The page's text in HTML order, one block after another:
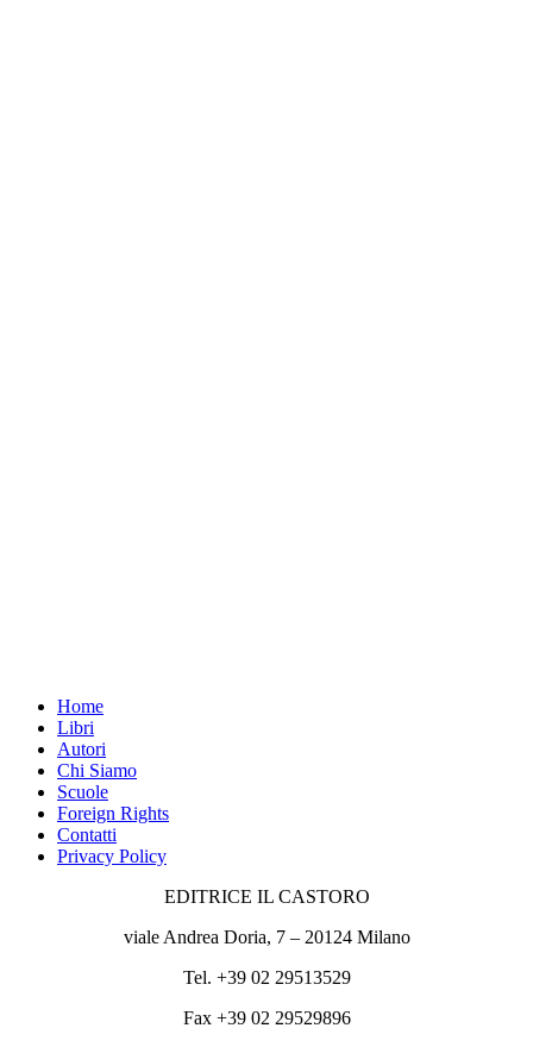
Home
Libri
Autori
Chi Siamo
Scuole
Foreign Rights
Contatti
Privacy Policy
EDITRICE IL CASTORO
viale Andrea Doria, 7 – 20124 Milano
Tel. +39 02 29513529
Fax +39 02 29529896